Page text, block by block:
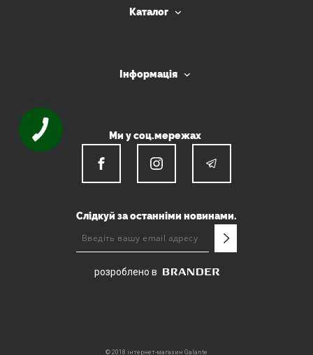
Каталог
Інформація
Ми у соц.мережах
Слідкуй за останніми новинами.
розроблено в
© 2018 інтернет-магазин Galante